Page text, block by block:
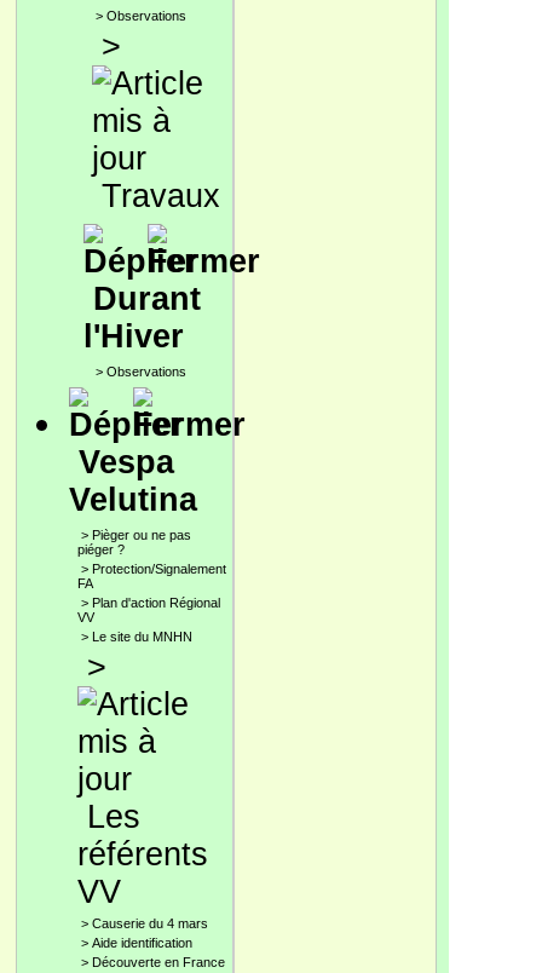
> Observations
>
Travaux
Durant
l'Hiver
> Observations
Vespa
Velutina
> Pièger ou ne pas
piéger ?
> Protection/Signalement
FA
> Plan d'action Régional
VV
> Le site du MNHN
>
Les
référents
VV
> Causerie du 4 mars
> Aide identification
> Découverte en France